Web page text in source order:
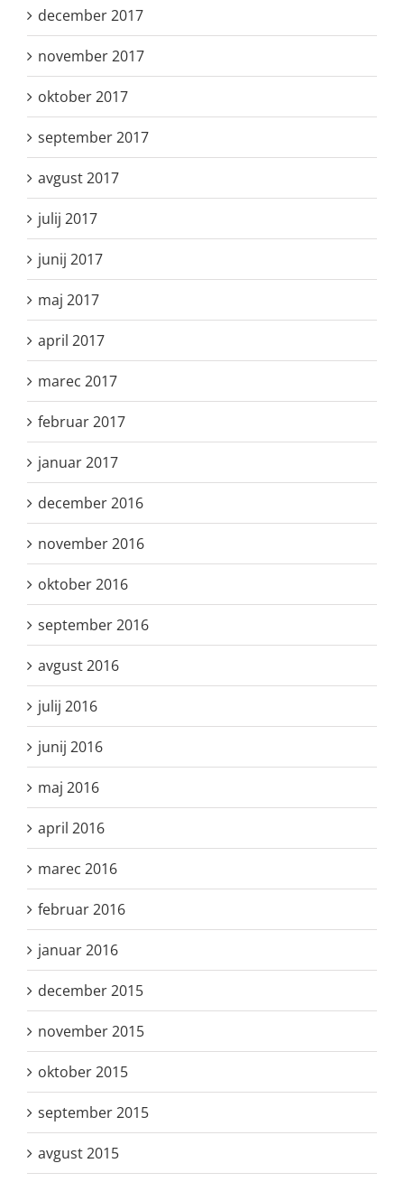
december 2017
november 2017
oktober 2017
september 2017
avgust 2017
julij 2017
junij 2017
maj 2017
april 2017
marec 2017
februar 2017
januar 2017
december 2016
november 2016
oktober 2016
september 2016
avgust 2016
julij 2016
junij 2016
maj 2016
april 2016
marec 2016
februar 2016
januar 2016
december 2015
november 2015
oktober 2015
september 2015
avgust 2015